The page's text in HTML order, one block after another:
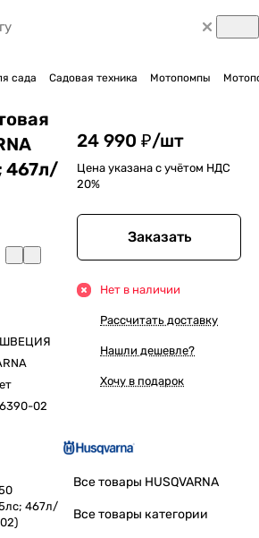
сада Садовая техника Мотопомпы
467л/
ШВЕЦИЯ
02
467л/
24 990 ₽/шт
Цена указана с учётом НДС
20%
Заказать
Нет в наличии
Рассчитать доставку
Нашли дешевле?
Хочу в подарок
Все товары HUSQVARNA
Все товары категории